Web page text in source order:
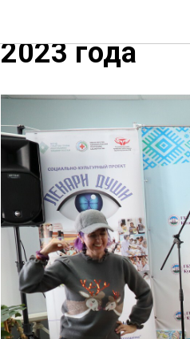
Лекари
2023 года